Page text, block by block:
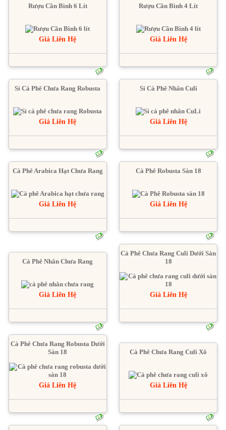
Rượu Cần Bình 6 Lít
Giá Liên Hệ
Rượu Cần Bình 4 Lít
Giá Liên Hệ
Sỉ Cà Phê Chưa Rang Robusta
Giá Liên Hệ
Sỉ Cà Phê Nhân Culi
Giá Liên Hệ
Cà Phê Arabica Hạt Chưa Rang
Giá Liên Hệ
Cà Phê Robusta Sàn 18
Giá Liên Hệ
Cà Phê Nhân Chưa Rang
Giá Liên Hệ
Cà Phê Chưa Rang Culi Dưới Sàn
18
Giá Liên Hệ
Cà Phê Chưa Rang Robusta Dưới
Sàn 18
Giá Liên Hệ
Cà Phê Chưa Rang Culi Xô
Giá Liên Hệ